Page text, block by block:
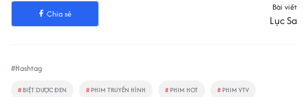
Chia sẻ
Bài viết
Lục Sa
#Hashtag
# BIỆT DƯỢC ĐEN # PHIM TRUYỀN HÌNH # PHIM HOT # PHIM VTV